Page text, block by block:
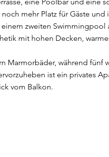
mehr Platz für Gäste
zweiten Swimmingpool
mit hohen Decken,
Marmorbäder, während fünf
ist ein privates
vom Balkon.